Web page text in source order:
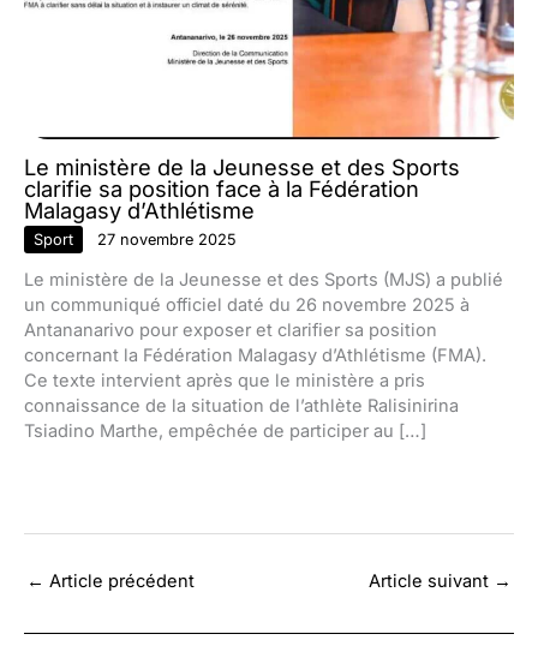
Le ministère de la Jeunesse et des Sports
clarifie sa position face à la Fédération
Malagasy d’Athlétisme
Sport 27 novembre 2025
Le ministère de la Jeunesse et des Sports (MJS) a publié
un communiqué officiel daté du 26 novembre 2025 à
Antananarivo pour exposer et clarifier sa position
concernant la Fédération Malagasy d’Athlétisme (FMA).
Ce texte intervient après que le ministère a pris
connaissance de la situation de l’athlète Ralisinirina
Tsiadino Marthe, empêchée de participer au […]
← Article précédent Article suivant →